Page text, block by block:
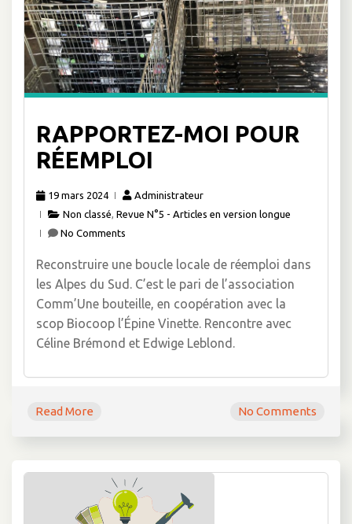
RAPPORTEZ-MOI POUR
RÉEMPLOI
19 mars 2024
Administrateur
Non classé, Revue N°5 - Articles en version longue
No Comments
Reconstruire une boucle locale de réemploi dans
les Alpes du Sud. C’est le pari de l’association
Comm’Une bouteille, en coopération avec la
scop Biocoop l’Épine Vinette. Rencontre avec
Céline Brémond et Edwige Leblond.
Read More No Comments